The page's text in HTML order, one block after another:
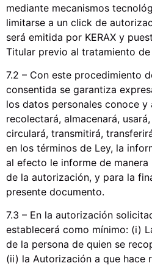
mediante mecanismos
limitarse a un click de
será emitida por KERAX y
Titular previo al tratamiento
7.2 – Con este procedimiento
consentida se garantiza
los datos personales conoce y
recolectará, almacenará,
circulará, transmitirá,
en los términos de Ley, la
al efecto le informe de
de la autorización, y para la
presente documento.
7.3 – En la autorización
establecerá como mínimo: (i)
de la persona de quien se
(ii) la Autorización a que hace